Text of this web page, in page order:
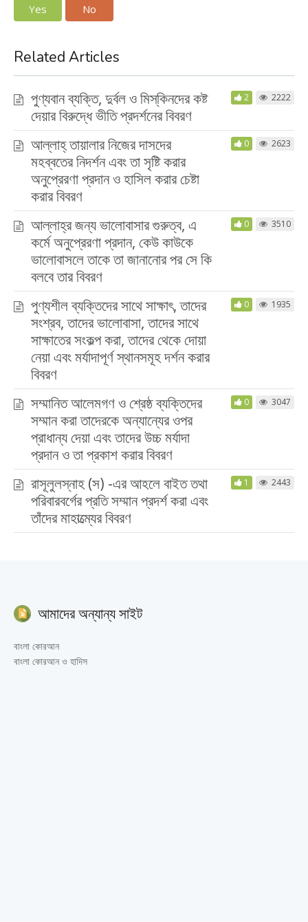
Yes No
Related Articles
পুণ্যবান ব্যক্তি, দুর্বল ও মিস্‌কিনদের কষ্ট
দেয়ার বিরুদ্ধে ভীতি প্রদর্শনের বিবরণ
2 2222
আল্লাহ্‌ তায়ালার নিজের দাসদের
মহব্বতের নিদর্শন এবং তা সৃষ্টি করার
অনুপ্রেরণা প্রদান ও হাসিল করার চেষ্টা
করার বিবরণ
0 2623
আল্লাহ্‌র জন্য ভালোবাসার গুরুত্ব, এ
কর্মে অনুপ্রেরণা প্রদান, কেউ কাউকে
ভালোবাসলে তাকে তা জানানোর পর সে কি
বলবে তার বিবরণ
0 3510
পুণ্যশীল ব্যক্তিদের সাথে সাক্ষাৎ, তাদের
সংশ্রব, তাদের ভালোবাসা, তাদের সাথে
সাক্ষাতের সংকল্প করা, তাদের থেকে দোয়া
নেয়া এবং মর্যাদাপূর্ণ স্থানসমূহ দর্শন করার
বিবরণ
0 1935
সম্মানিত আলেমগণ ও শ্রেষ্ঠ ব্যক্তিদের
সম্মান করা তাদেরকে অন্যান্যের ওপর
প্রাধান্য দেয়া এবং তাদের উচ্চ মর্যাদা
প্রদান ও তা প্রকাশ করার বিবরণ
0 3047
রাসূলুলস্নাহ (স) -এর আহলে বাইত তথা
পরিবারবর্গের প্রতি সম্মান প্রদর্শ করা এবং
তাঁদের মাহাত্ম্যের বিবরণ
1 2443
আমাদের অন্যান্য সাইট
বাংলা কোরআন
বাংলা কোরআন ও হাদিস